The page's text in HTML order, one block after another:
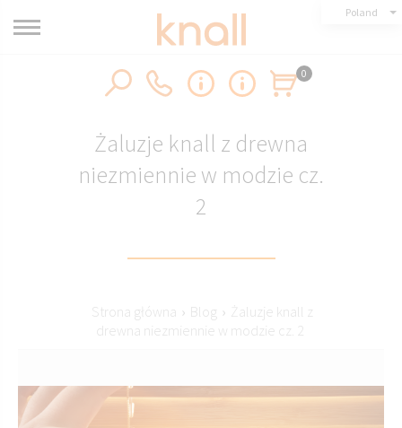
Poland
0
Żaluzje knall z drewna
niezmiennie w modzie cz.
2
Strona główna › Blog › Żaluzje knall z
drewna niezmiennie w modzie cz. 2